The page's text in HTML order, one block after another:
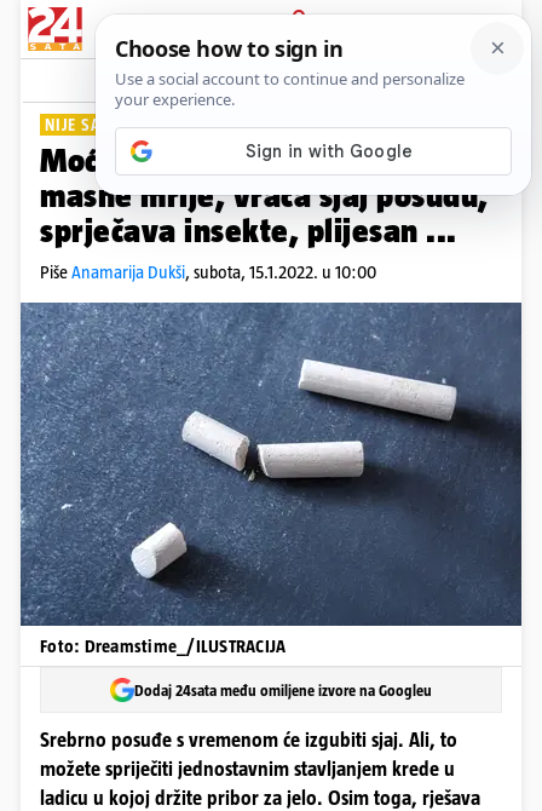
PRIJAVA
Lifestyle Komentari
NIJE SAMO ZA PISANJE
Moćna bijela kreda: Uklanja
masne mrlje, vraća sjaj posuđu,
sprječava insekte, plijesan ...
PišeAnamarija Dukši, subota, 15.1.2022. u 10:00
Foto: Dreamstime_/ILUSTRACIJA
Dodaj 24sata među omiljene izvore na Googleu
Srebrno posuđe s vremenom će izgubiti sjaj. Ali, to
možete spriječiti jednostavnim stavljanjem krede u
ladicu u kojoj držite pribor za jelo. Osim toga, rješava